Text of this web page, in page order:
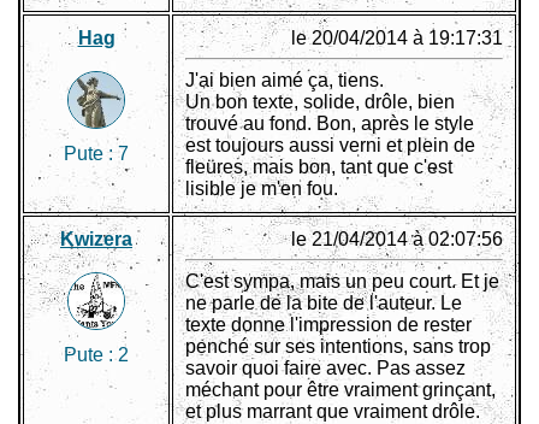
Hag
Pute : 7
le 20/04/2014 à 19:17:31
J'ai bien aimé ça, tiens.
Un bon texte, solide, drôle, bien
trouvé au fond. Bon, après le style
est toujours aussi verni et plein de
fleüres, mais bon, tant que c'est
lisible je m'en fou.
Kwizera
Pute :2
le 21/04/2014 à 02:07:56
C'est sympa, mais un peu court. Et je
ne parle de la bite de l'auteur. Le
texte donne l'impression de rester
penché sur ses intentions, sans trop
savoir quoi faire avec. Pas assez
méchant pour être vraiment grinçant,
et plus marrant que vraiment drôle.